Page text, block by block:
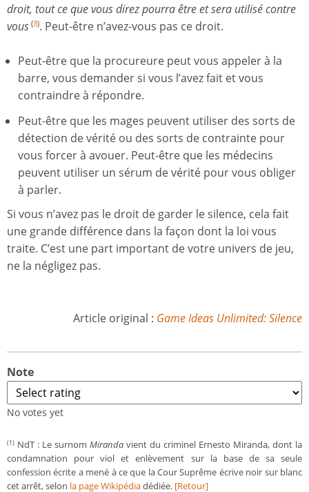
droit, tout ce que vous direz pourra être et sera utilisé contre
vous (3). Peut-être n’avez-vous pas ce droit.
Peut-être que la procureure peut vous appeler à la
barre, vous demander si vous l’avez fait et vous
contraindre à répondre.
Peut-être que les mages peuvent utiliser des sorts de
détection de vérité ou des sorts de contrainte pour
vous forcer à avouer. Peut-être que les médecins
peuvent utiliser un sérum de vérité pour vous obliger
à parler.
Si vous n’avez pas le droit de garder le silence, cela fait
une grande différence dans la façon dont la loi vous
traite. C’est une part important de votre univers de jeu,
ne la négligez pas.
Article original : Game Ideas Unlimited: Silence
Note
No votes yet
(1) NdT : Le surnom Miranda vient du criminel Ernesto Miranda, dont la
condamnation pour viol et enlèvement sur la base de sa seule
confession écrite a mené à ce que la Cour Suprême écrive noir sur blanc
cet arrêt, selon la page Wikipédiadédiée. [Retour]